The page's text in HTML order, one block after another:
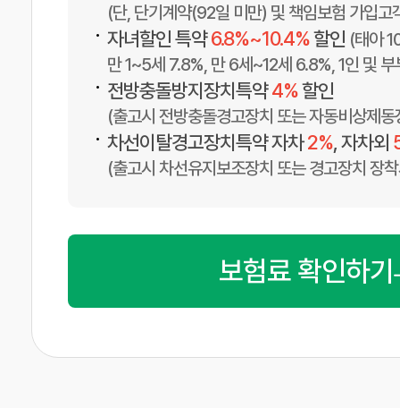
(단, 단기계약(92일 미만) 및 책임보험 가입고
• 자녀할인 특약6.8%~10.4%할인 (태아
만 1~5세 7.8%, 만 6세~12세 6.8%, 1인 및 부
• 전방충돌방지장치특약4%할인
(출고시 전방충돌경고장치 또는 자동비상제
• 차선이탈경고장치특약 자차2%, 자차외
(출고시 차선유지보조장치 또는 경고장치 장
보험료 확인하기